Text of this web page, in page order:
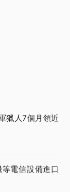
獵人7個月領近
電信設備進口